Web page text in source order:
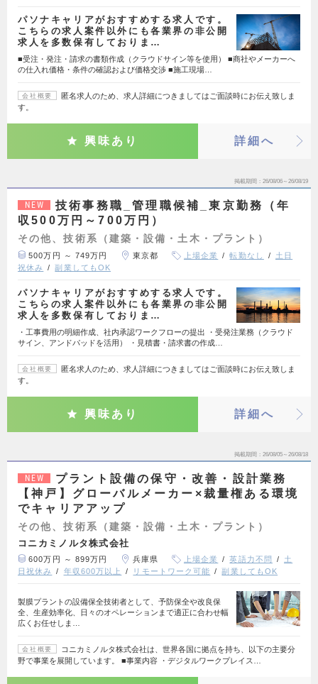
パソナキャリアがおすすめする求人です。
こちらの求人案件以外にも各業界の非公開
求人を多数保有しておりま…
■受注・発注・請求の書類作成（クラウドサイン等を使用） ■商社やメーカーへ
の仕入れ価格・条件の確認および価格交渉 ■施工現場…
会社概要
匿名求人のため、求人詳細につきましてはご面談時にお伝え致しま
す。
興味あり 詳細へ
掲載期間 26/08/06～26/08/19
NEW
技術事務職_管理職候補_東京勤務（年
収500万円～700万円）
その他、技術系（建築・設備・土木・プラント）
500万円 ～ 749万円 東京都 上場企業 転勤なし
土日
祝休み
副業してもOK
パソナキャリアがおすすめする求人です。
こちらの求人案件以外にも各業界の非公開
求人を多数保有しておりま…
・工事費用の明細作成、社内承認ワークフローの提出 ・受発注業務（クラウド
サイン、アンドパッドを活用） ・見積書・請求書の作成…
会社概要
匿名求人のため、求人詳細につきましてはご面談時にお伝え致しま
す。
興味あり 詳細へ
掲載期間 26/08/05～26/08/18
NEW
プラント設備の保守・改善・設計業務
【神戸】グローバルメーカー×裁量権ある環境
でキャリアアップ
その他、技術系（建築・設備・土木・プラント）
コニカミノルタ株式会社
600万円 ～ 899万円 兵庫県 上場企業 英語力不問
土
日祝休み
年収600万以上 リモートワーク可能 副業してもOK
製膜プラントの設備保全技術者として、予防保全や改良保
全、生産効率化、日々のオペレーションまで適正に合わせ幅
広くお任せしま…
会社概要
コニカミノルタ株式会社は、世界各国に拠点を持ち、以下の主要分
野で事業を展開しています。 ■事業内容 ・デジタルワークプレイス…